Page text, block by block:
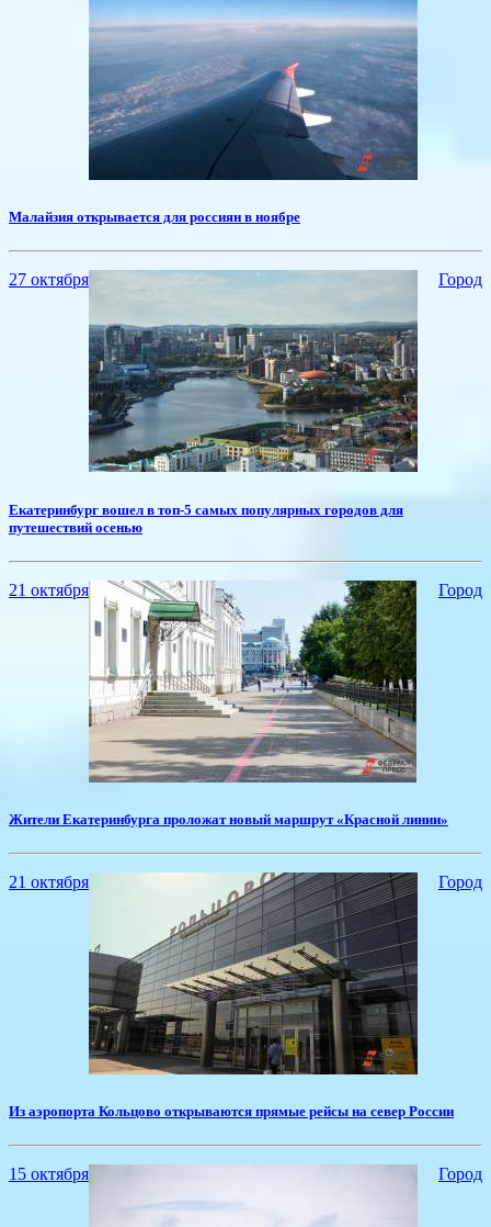
Малайзия открывается для россиян в ноябре
27 октября Город
​Екатеринбург вошел в топ-5 самых популярных городов для
путешествий осенью
21 октября Город
​Жители Екатеринбурга проложат новый маршрут «Красной линии»
21 октября Город
​Из аэропорта Кольцово открываются прямые рейсы на север России
15 октября Город